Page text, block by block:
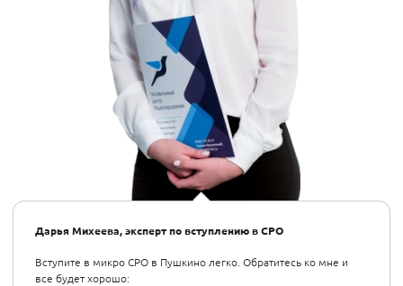
Дарья Михеева, эксперт по вступлению в СРО
Вступите в микро СРО в Пушкино легко. Обратитесь ко мне и
все будет хорошо: